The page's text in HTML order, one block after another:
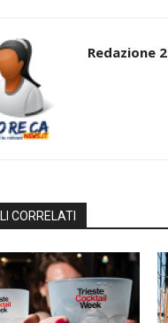
Redazione 2
CORRELATI